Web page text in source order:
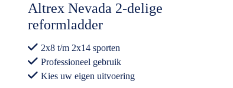
Altrex Nevada 2-delige
reformladder
2x8 t/m 2x14 sporten
Professioneel gebruik
Kies uw eigen uitvoering